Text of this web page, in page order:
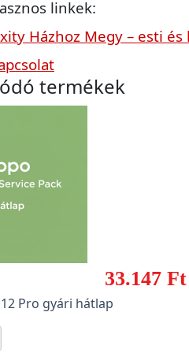
linkek:
Házhoz Megy – esti
termékek
33.147 Ft
Pro gyári hátlap